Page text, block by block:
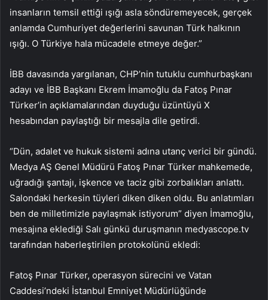
insanların temsil ettiği ışığı asla söndüremeyecek, gerçek
anlamda Cumhuriyet değerlerini savunan Türk halkının
ışığı. O Türkiye hala mücadele etmeye değer.”
İBB davasında yargılanan, CHP’nin tutuklu cumhurbaşkanı
adayı ve İBB Başkanı Ekrem İmamoğlu da Fatoş Pınar
Türker’in açıklamalarından duyduğu üzüntüyü X
hesabından paylaştığı bir mesajla dile getirdi.
“Dün, adalet ve hukuk sistemi adına utanç verici bir gündü.
Medya AŞ Genel Müdürü Fatoş Pınar Türker mahkemede,
uğradığı şantajı, işkence ve taciz gibi zorbalıkları anlattı.
Salondaki herkesin tüyleri diken diken oldu. Bu anlatımları
ben de milletimizle paylaşmak istiyorum” diyen İmamoğlu,
mesajına eklediği Salı günkü duruşmanın medyascope.tv
tarafından haberleştirilen protokolünü ekledi:
Fatoş Pınar Türker, operasyon sürecini ve Vatan
Caddesi’ndeki İstanbul Emniyet Müdürlüğünde